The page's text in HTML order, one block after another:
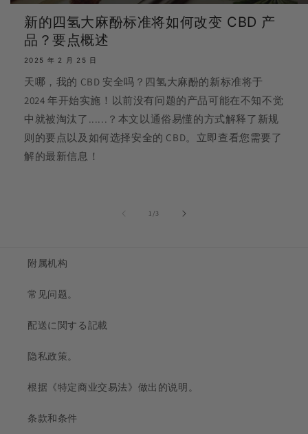
新的四氢大麻酚标准将如何改变 CBD 产
品？要点概述
2025 年 2 月 25 日
天哪，我的 CBD 安全吗？四氢大麻酚的新标准将于
2024 年开始实施！以前没有问题的产品可能在不知不觉
中就被淘汰了......？本文以通俗易懂的方式解释了新规
则的要点以及如何选择安全的 CBD。立即查看您需要了
解的最新信息！
1 /的...
3
附属机构
常见问题。
配送に関する記載
隐私政策。
根据《特定商业交易法》做出的说明。
条款和条件